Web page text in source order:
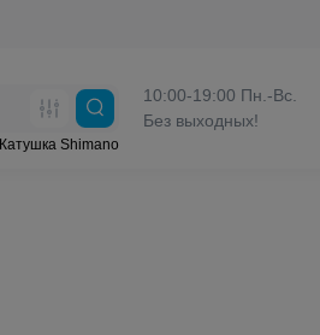
10:00-19:00 Пн.-Вс.
Без выходных!
Катушка Shimano